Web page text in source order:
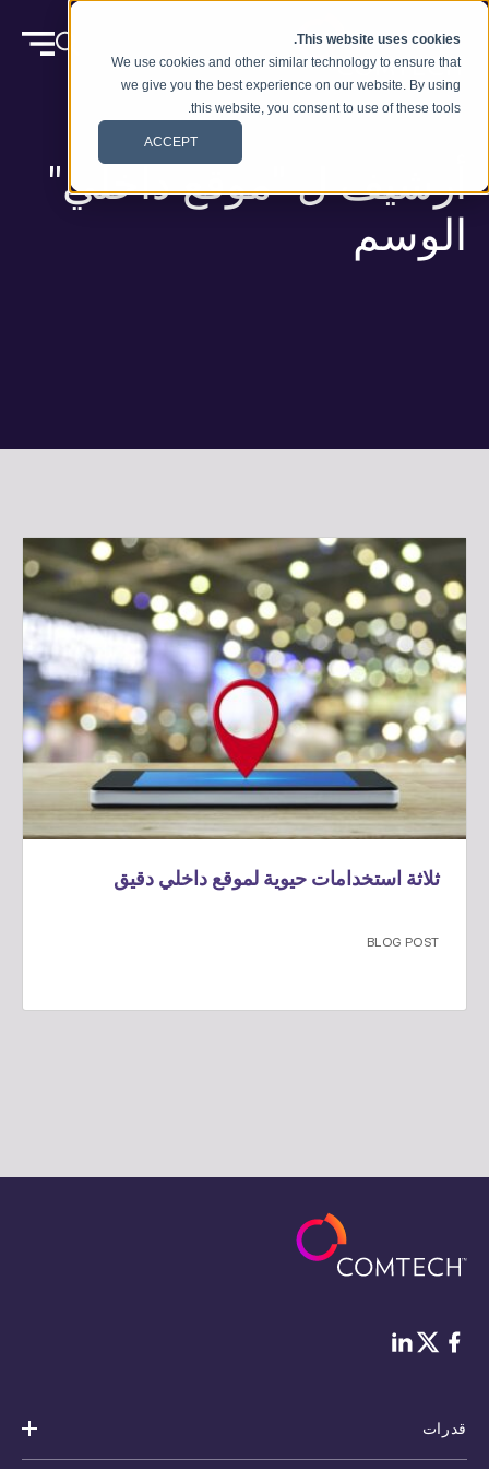
This website uses cookies.
We use cookies and other similar technology to ensure that
we give you the best experience on our website. By using
this website, you consent to use of these tools.
ACCEPT
انتقل إلى المحتوى
أرشيف ل "موقع داخلي"
الوسم
ثلاثة استخدامات حيوية لموقع داخلي دقيق
BLOG POST
فيس بوكTwitter
لينكد إن
قدرات